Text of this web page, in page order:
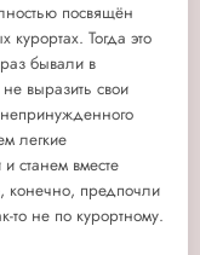
посвящён
курортах. Тогда это
бывали в
выразить свои
легкие
станем вместе
конечно, предпочли
то не по курортному.